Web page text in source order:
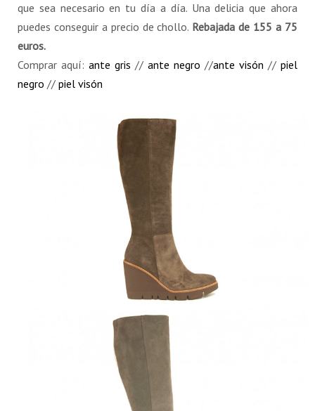
que sea necesario en tu día a día. Una delicia que ahora
puedes conseguir a precio de chollo. Rebajada de 155 a 75
euros.
Comprar aquí: ante gris // ante negro //ante visón // piel
negro // piel visón